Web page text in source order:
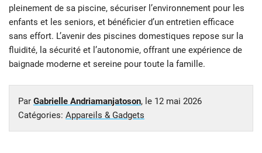
pleinement de sa piscine, sécuriser l’environnement pour les
enfants et les seniors, et bénéficier d’un entretien efficace
sans effort. L’avenir des piscines domestiques repose sur la
fluidité, la sécurité et l’autonomie, offrant une expérience de
baignade moderne et sereine pour toute la famille.
Par Gabrielle Andriamanjatoson, le 12 mai 2026
Catégories: Appareils & Gadgets